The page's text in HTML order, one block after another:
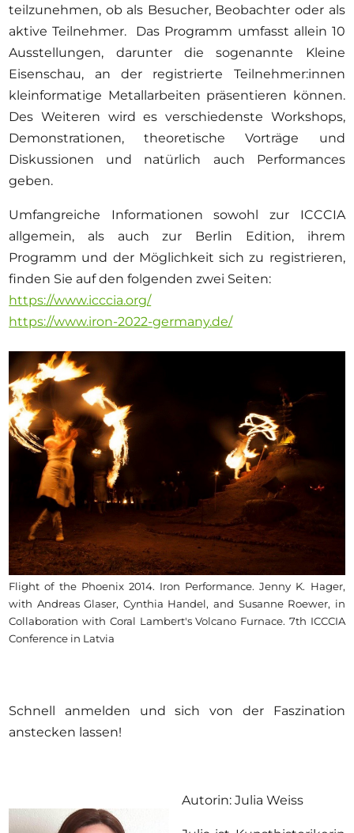
teilzunehmen, ob als Besucher, Beobachter oder als
aktive Teilnehmer. Das Programm umfasst allein 10
Ausstellungen, darunter die sogenannte Kleine
Eisenschau, an der registrierte Teilnehmer:innen
kleinformatige Metallarbeiten präsentieren können.
Des Weiteren wird es verschiedenste Workshops,
Demonstrationen, theoretische Vorträge und
Diskussionen und natürlich auch Performances
geben.
Umfangreiche Informationen sowohl zur ICCCIA
allgemein, als auch zur Berlin Edition, ihrem
Programm und der Möglichkeit sich zu registrieren,
finden Sie auf den folgenden zwei Seiten:
https://www.icccia.org/
https://www.iron-2022-germany.de/
Flight of the Phoenix 2014. Iron Performance. Jenny K. Hager,
with Andreas Glaser, Cynthia Handel, and Susanne Roewer, in
Collaboration with Coral Lambert's Volcano Furnace. 7th ICCCIA
Conference in Latvia
Schnell anmelden und sich von der Faszination
anstecken lassen!
Autorin: Julia Weiss